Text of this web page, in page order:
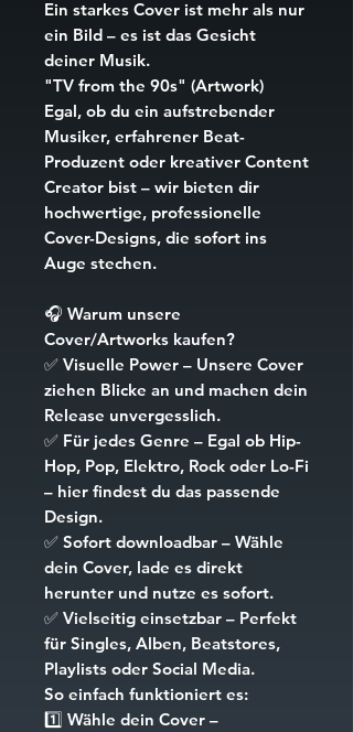
Ein starkes Cover ist mehr als nur
ein Bild – es ist das Gesicht
deiner Musik.
"TV from the 90s" (Artwork)
Egal, ob du ein aufstrebender
Musiker, erfahrener Beat-
Produzent oder kreativer Content
Creator bist – wir bieten dir
hochwertige, professionelle
Cover-Designs, die sofort ins
Auge stechen.
🎧 Warum unsere
Cover/Artworks kaufen?
✅ Visuelle Power – Unsere Cover
ziehen Blicke an und machen dein
Release unvergesslich.
✅ Für jedes Genre – Egal ob Hip-
Hop, Pop, Elektro, Rock oder Lo-Fi
– hier findest du das passende
Design.
✅ Sofort downloadbar – Wähle
dein Cover, lade es direkt
herunter und nutze es sofort.
✅ Vielseitig einsetzbar – Perfekt
für Singles, Alben, Beatstores,
Playlists oder Social Media.
So einfach funktioniert es:
1️⃣ Wähle dein Cover –